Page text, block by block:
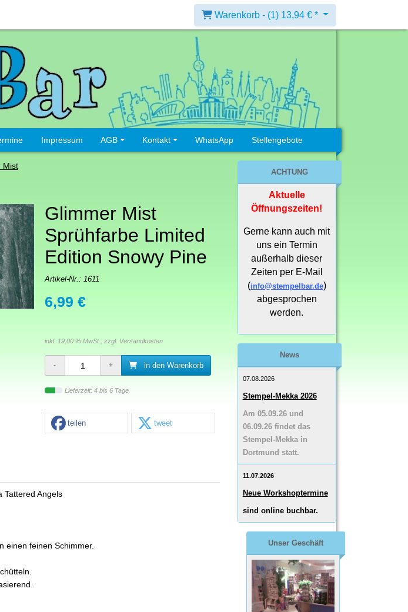
Warenkorb - (1) 13,94 € *
Impressum AGB Kontakt WhatsApp Stellengebote
Mist
Glimmer Mist
Sprühfarbe Limited
Edition Snowy Pine
Artikel-Nr.: 1611
6,99 €
inkl. 19,00 % MwSt., zzgl. Versandkosten
in den Warenkorb
Lieferzeit: 4 bis 6 Tage
teilen tweet
Tattered Angels
einen feinen Schimmer.
ACHTUNG
Aktuelle
Öffnungszeiten!
Gerne kann auch mit
uns ein Termin
außerhalb dieser
Zeiten per E-Mail
(info@stempelbar.de)
abgesprochen
werden.
News
07.08.2026
Stempel-Mekka 2026
Am 05.09.26 und
06.09.26 findet das
Stempel-Mekka in
Dortmund statt.
11.07.2026
Neue Workshoptermine
sind online buchbar.
Unser Geschäft